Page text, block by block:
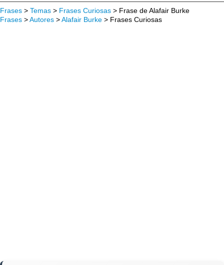
Frases > Temas > Frases Curiosas > Frase de Alafair Burke
Frases >Autores >Alafair Burke > Frases Curiosas